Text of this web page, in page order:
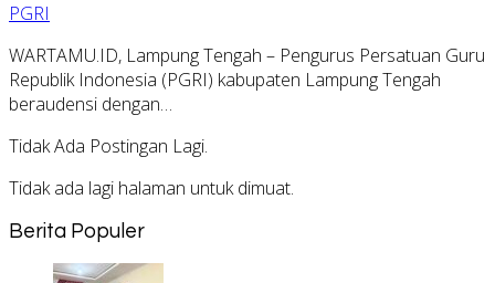
PGRI
WARTAMU.ID, Lampung Tengah – Pengurus Persatuan Guru
Republik Indonesia (PGRI) kabupaten Lampung Tengah
beraudensi dengan…
Tidak Ada Postingan Lagi.
Tidak ada lagi halaman untuk dimuat.
Berita Populer